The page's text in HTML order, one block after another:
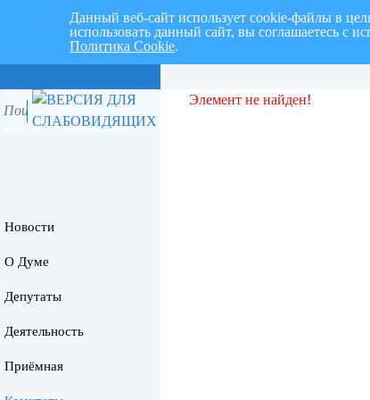
Новости
О Думе
Депутаты
Деятельность
Приёмная
Элемент не найден!
Данный веб-сайт использует cookie-файлы в
использовать данный сайт, вы соглашаетесь с
Политика Cookie.